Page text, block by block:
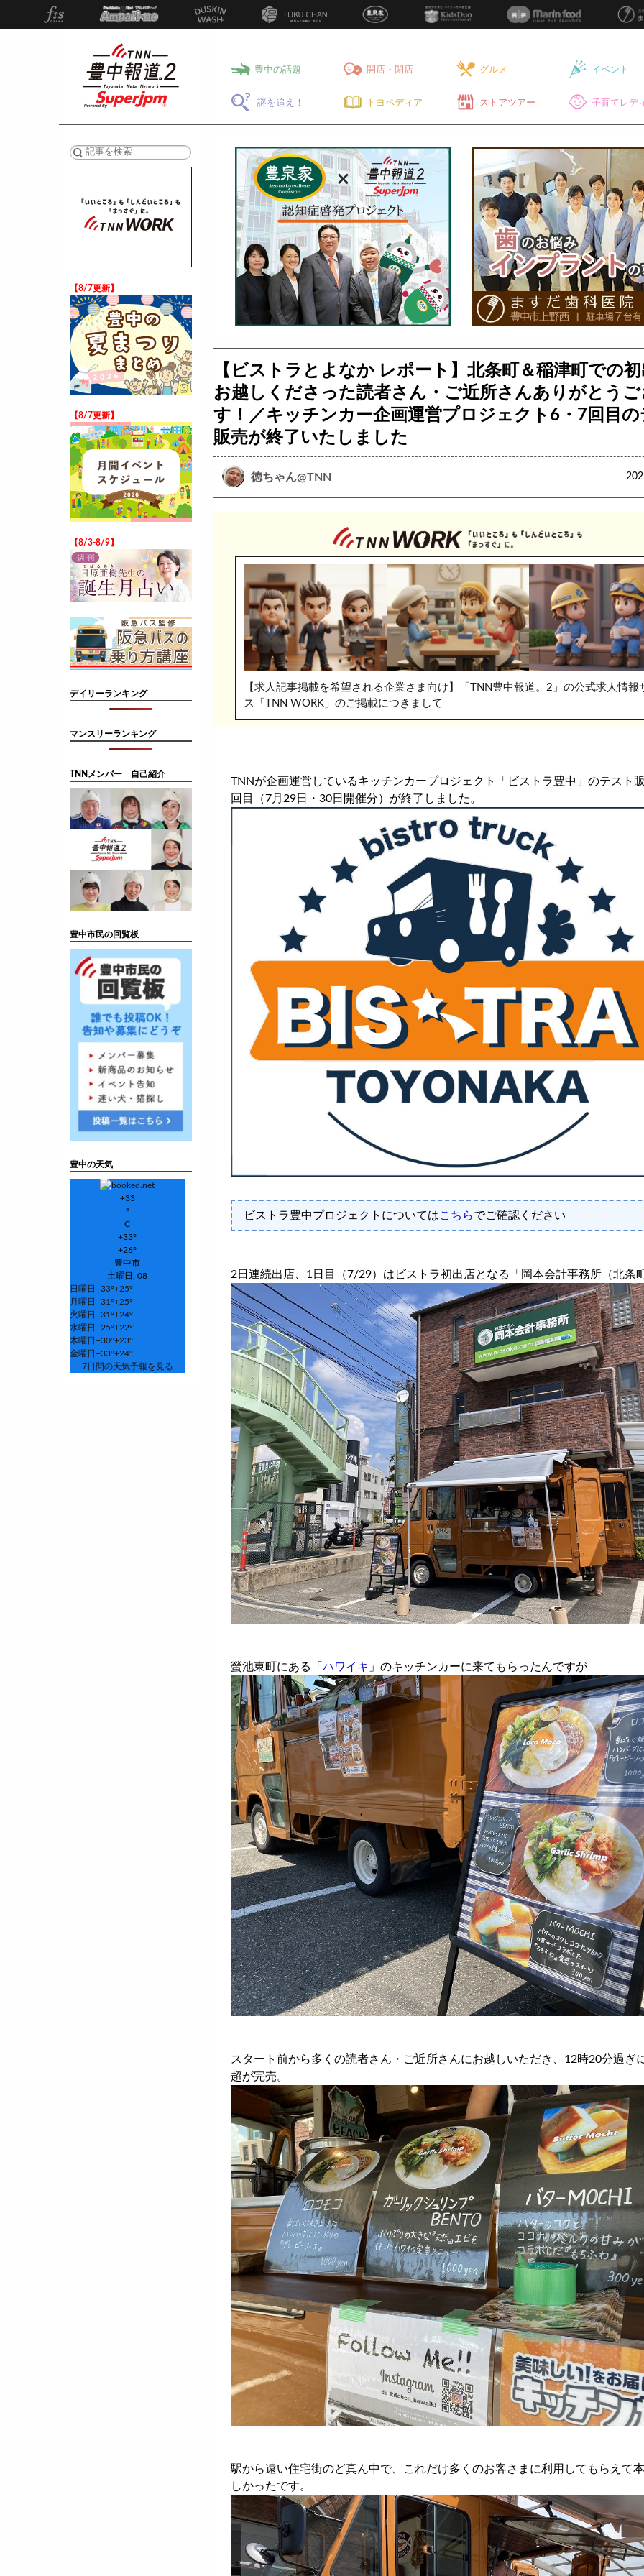
豊中の話題 開店・閉店 グルメ イベント
謎を追え！ トヨペディア ストアツアー 子育てレデ
【ビストラとよなか レポート】北条町＆稲津町での
お越しくださった読者さん・ご近所さんありがとう
す！／キッチンカー企画運営プロジェクト6・7回目
販売が終了いたしました
徳ちゃん@TNN
【求人記事掲載を希望される企業さま向け】「TNN豊中報道。2」の公式求人情報
ス「TNN WORK」のご掲載につきまして
TNNが企画運営しているキッチンカープロジェクト「ビストラ豊中」のテスト
回目（7月29日・30日開催分）が終了しました。
ビストラ豊中プロジェクトについてはこちらでご確認ください
2日連続出店、1日目（7/29）はビストラ初出店となる「岡本会計事務所（北条
螢池東町にある「 ハワイキ 」のキッチンカーに来てもらったんですが
スタート前から多くの読者さん・ご近所さんにお越しいただき、12時20分過ぎ
超が完売。
駅から遠い住宅街のど真ん中で、これだけ多くのお客さまに利用してもらえて
しかったです。
【8/7更新】
【8/7更新】
【8/3-8/9】
デイリーランキング
マンスリーランキング
TNNメンバー 自己紹介
豊中市民の回覧板
豊中の天気
+33
°
C
+33°
+26°
豊中市
土曜日, 08
日曜日 +33°+25°
月曜日 +31°+25°
火曜日 +31°+24°
水曜日 +25°+22°
木曜日 +30°+23°
金曜日 +33°+24°
7日間の天気予報を見る